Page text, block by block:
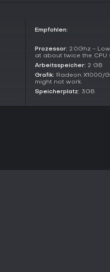
lobte innovative
psychologischen
Empfehlung; Action-Jäger
Empfohlen:
Prozessor: 2.0Ghz -
at about twice the CPU
Arbeitsspeicher: 2 GB
Grafik: Radeon X1000/
might not work.
Speicherplatz: 3GB